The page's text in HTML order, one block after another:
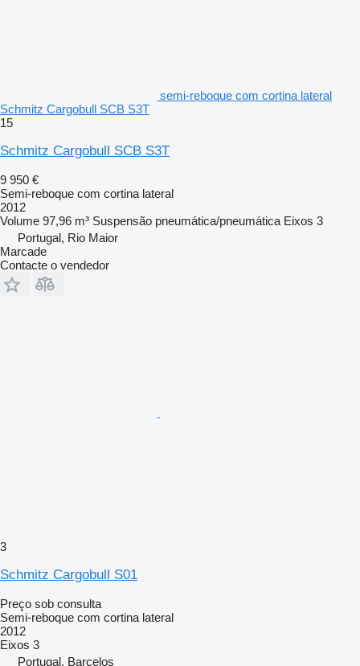
semi-reboque com cortina lateral
Schmitz Cargobull SCB S3T
15
Schmitz Cargobull SCB S3T
9 950 €
Semi-reboque com cortina lateral
2012
Volume 97,96 m³ Suspensão pneumática/pneumática Eixos 3
Portugal, Rio Maior
Marcade
Contacte o vendedor
3
Schmitz Cargobull S01
Preço sob consulta
Semi-reboque com cortina lateral
2012
Eixos 3
Portugal, Barcelos